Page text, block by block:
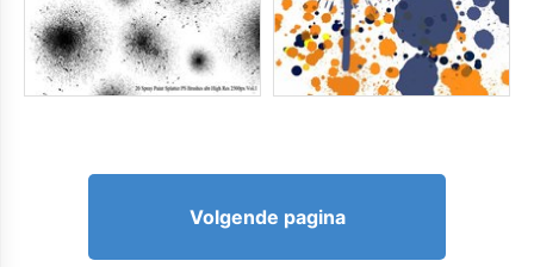
Volgende pagina